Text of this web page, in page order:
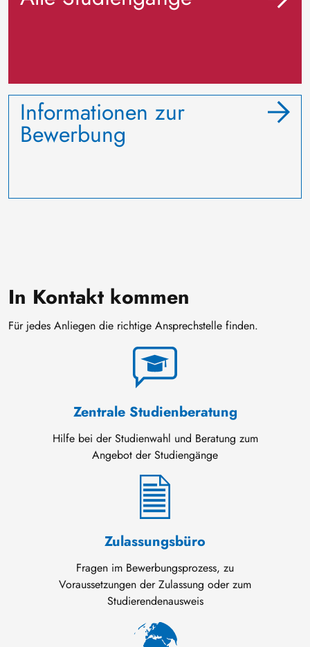
Informationen zur
Bewerbung
In Kontakt kommen
Für jedes Anliegen die richtige Ansprechstelle finden.
Zentrale Studienberatung
Hilfe bei der Studienwahl und Beratung zum
Angebot der Studiengänge
Zulassungsbüro
Fragen im Bewerbungsprozess, zu
Voraussetzungen der Zulassung oder zum
Studierendenausweis